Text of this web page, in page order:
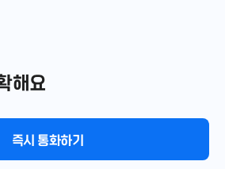
해요
즉시 통화하기